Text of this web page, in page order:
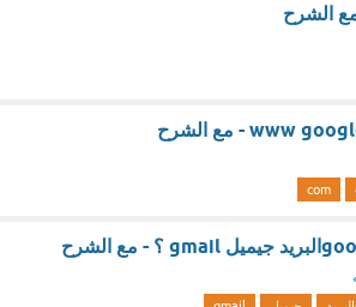
الشرح
com